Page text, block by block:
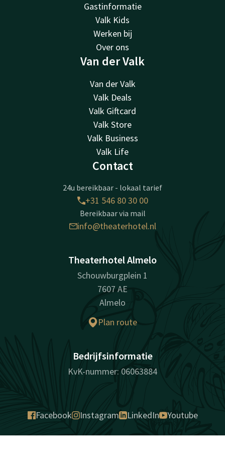
Gastinformatie
Valk Kids
Werken bij
Over ons
Van der Valk
Van der Valk
Valk Deals
Valk Giftcard
Valk Store
Valk Business
Valk Life
Contact
24u bereikbaar - lokaal tarief
+31 546 80 30 00
Bereikbaar via mail
info@theaterhotel.nl
Theaterhotel Almelo
Schouwburgplein 1
7607 AE
Almelo
Plan route
Bedrijfsinformatie
KvK-nummer: 06063884
Facebook Instagram LinkedIn Youtube